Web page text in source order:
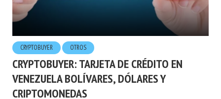
CRYPTOBUYER OTROS
CRYPTOBUYER: TARJETA DE CRÉDITO EN
VENEZUELA BOLÍVARES, DÓLARES Y
CRIPTOMONEDAS